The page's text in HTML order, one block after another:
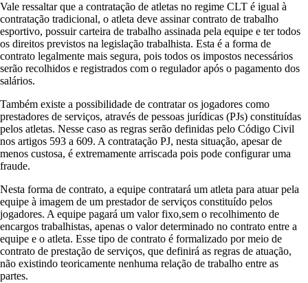
Vale ressaltar que a contratação de atletas no regime CLT é igual à
contratação tradicional, o atleta deve assinar contrato de trabalho
esportivo, possuir carteira de trabalho assinada pela equipe e ter todos
os direitos previstos na legislação trabalhista. Esta é a forma de
contrato legalmente mais segura, pois todos os impostos necessários
serão recolhidos e registrados com o regulador após o pagamento dos
salários.
Também existe a possibilidade de contratar os jogadores como
prestadores de serviços, através de pessoas jurídicas (PJs) constituídas
pelos atletas. Nesse caso as regras serão definidas pelo Código Civil
nos artigos 593 a 609. A contratação PJ, nesta situação, apesar de
menos custosa, é extremamente arriscada pois pode configurar uma
fraude.
Nesta forma de contrato, a equipe contratará um atleta para atuar pela
equipe à imagem de um prestador de serviços constituído pelos
jogadores. A equipe pagará um valor fixo,sem o recolhimento de
encargos trabalhistas, apenas o valor determinado no contrato entre a
equipe e o atleta. Esse tipo de contrato é formalizado por meio de
contrato de prestação de serviços, que definirá as regras de atuação,
não existindo teoricamente nenhuma relação de trabalho entre as
partes.